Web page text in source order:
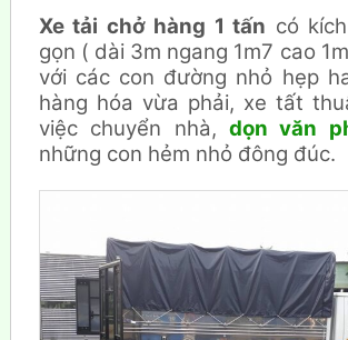
Xe tải chở hàng 1 tấn có
gọn ( dài 3m ngang 1m7 cao
với các con đường nhỏ hẹp
hàng hóa vừa phải, xe tất
việc chuyển nhà, dọn văn
những con hẻm nhỏ đông đúc.